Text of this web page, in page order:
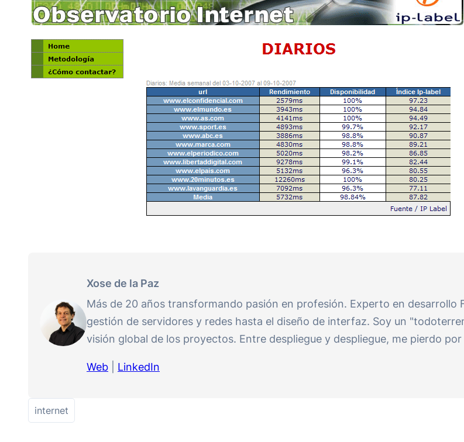
Xose de la Paz
Más de 20 años transformando pasión en profesión. Experto en desarrollo
gestión de servidores y redes hasta el diseño de interfaz. Soy un
visión global de los proyectos. Entre despliegue y despliegue, me pierdo
Web LinkedIn
internet